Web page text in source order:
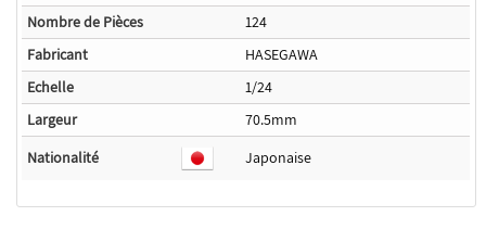
Nombre de Pièces
124
Fabricant
HASEGAWA
Echelle
1/24
Largeur
70.5mm
Nationalité
Japonaise